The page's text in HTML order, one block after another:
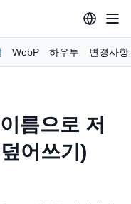
WebP 하우투 변경사항
름으로 저
어쓰기)